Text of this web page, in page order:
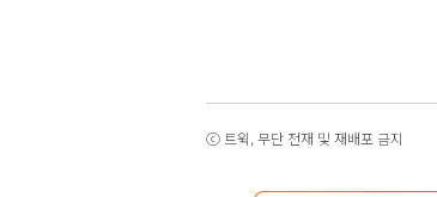
ⓒ 트윅, 무단 전재 및 재배포 금지